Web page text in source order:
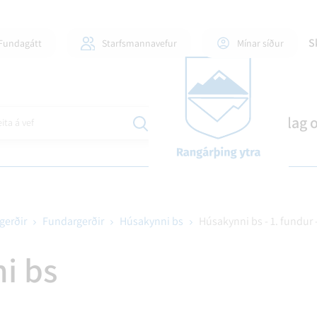
á vef Stjórnsýsla Skipulag
Starfsmannavefur Mínar síður
Fundargerðir Húsakynni bs Húsakynni bs - 1. fundur
bs